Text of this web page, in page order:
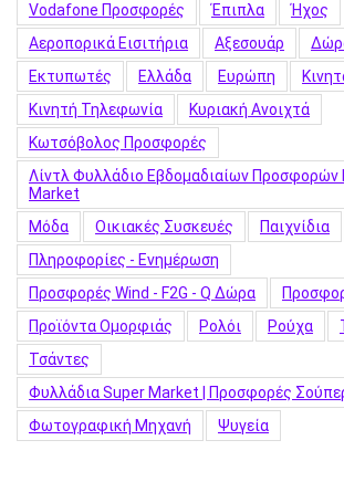
Vodafone Προσφορές
Έπιπλα
Ήχος
Αεροπορικά Εισιτήρια
Αξεσουάρ
Εκτυπωτές
Ελλάδα Ευρώπη
Κινητή Τηλεφωνία
Κυριακή Ανοιχτά
Κωτσόβολος Προσφορές
Λίντλ Φυλλάδιο Εβδομαδιαίων Προσφορών
Market
Μόδα
Οικιακές Συσκευές Παιχνίδια
Πληροφορίες - Ενημέρωση
Προσφορές Wind - F2G - Q Δώρα
Προϊόντα Ομορφιάς
Ρολόι Ρούχα
Τσάντες
Φυλλάδια Super Market | Προσφορές
Φωτογραφική Μηχανή
Ψυγεία